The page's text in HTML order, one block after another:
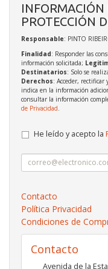
INFORMACIÓN
PROTECCIÓN
Responsable: PINTO
Finalidad: Responder las
información solicitada;
Destinatarios: Solo se
Derechos: Acceder, rectificar
indica en la información
consultar la información
de Privacidad
He leído y acepto la
Contacto
Política Privacidad
Condiciones de
Contacto
Avenida de la